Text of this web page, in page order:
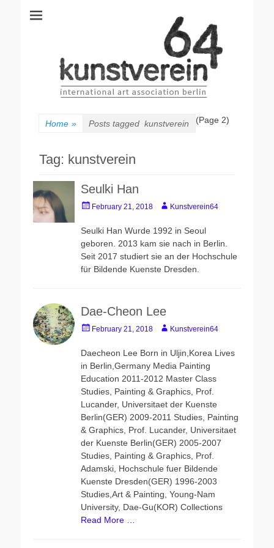
kunstverein64
Home » Posts tagged kunstverein (Page 2)
Tag: kunstverein
Seulki Han
PostedFebruary 21, 2018 AuthorKunstverein64
Seulki Han Wurde 1992 in Seoul
geboren. 2013 kam sie nach in Berlin.
Seit 2017 studiert sie an der Hochschule
für Bildende Kuenste Dresden.
Dae-Cheon Lee
PostedFebruary 21, 2018 AuthorKunstverein64
Daecheon Lee Born in Uljin,Korea Lives
in Berlin,Germany Media Painting
Education 2011-2012 Master Class
Studies, Painting & Graphics, Prof.
Lucander, Universitaet der Kuenste
Berlin(GER) 2009-2011 Studies, Painting
& Graphics, Prof. Lucander, Universitaet
der Kuenste Berlin(GER) 2005-2007
Studies, Painting & Graphics, Prof.
Adamski, Hochschule fuer Bildende
Kuenste Dresden(GER) 1996-2003
Studies,Art & Painting, Young-Nam
University, Dae-Gu(KOR) Collections
Read More …